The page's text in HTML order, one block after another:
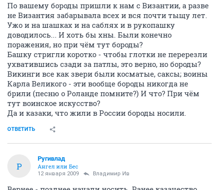
По вашему бороды пришли к нам с Византии, а разве
не Византия забарывала всех и вся почти тыщу лет.
Ужо и на шашках и на саблях и в рукопашку
доводилось... И хоть бы хны. Были конечно
поражения, но при чём тут бороды?
Башку стригли коротко - чтобы глотки не перерезли
ухватившись сзади за патлы, это верно, но бороды?
Викинги все как звери были косматые, саксы; воины
Карла Великого - эти вообще бороды никогда не
брили (песню о Роланде помните?) И что? При чём
тут воинское искусство?
Да и казаки, что жили в России бороды носили.
ОТВЕТИТЬ
Р
Ругивлад
Ангел или Бес
12 января 2009 Владимир Ив